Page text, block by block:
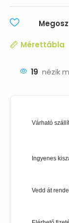
Mérettábla
19 nézik
Várható
Ingyenes
Vedd át